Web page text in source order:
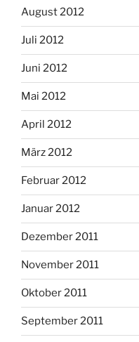
August 2012
Juli 2012
Juni 2012
Mai 2012
April 2012
März 2012
Februar 2012
Januar 2012
Dezember 2011
November 2011
Oktober 2011
September 2011